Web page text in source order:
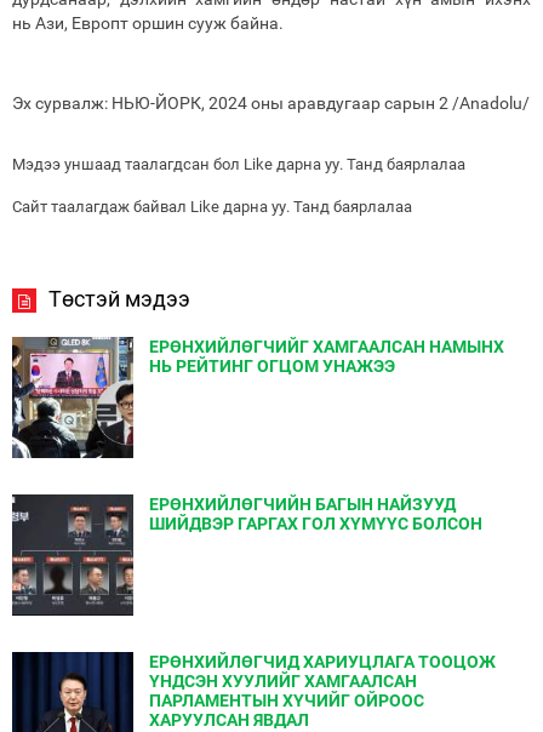
нь Ази, Европт оршин сууж байна.
Эх сурвалж: НЬЮ-ЙОРК, 2024 оны аравдугаар сарын 2 /Anadolu/
Мэдээ уншаад таалагдсан бол Like дарна уу. Танд баярлалаа
Сайт таалагдаж байвал Like дарна уу. Танд баярлалаа
Төстэй мэдээ
ЕРӨНХИЙЛӨГЧИЙГ ХАМГААЛСАН НАМЫНХ
НЬ РЕЙТИНГ ОГЦОМ УНАЖЭЭ
ЕРӨНХИЙЛӨГЧИЙН БАГЫН НАЙЗУУД
ШИЙДВЭР ГАРГАХ ГОЛ ХҮМҮҮС БОЛСОН
ЕРӨНХИЙЛӨГЧИД ХАРИУЦЛАГА ТООЦОЖ
ҮНДСЭН ХУУЛИЙГ ХАМГААЛСАН
ПАРЛАМЕНТЫН ХҮЧИЙГ ОЙРООС
ХАРУУЛСАН ЯВДАЛ